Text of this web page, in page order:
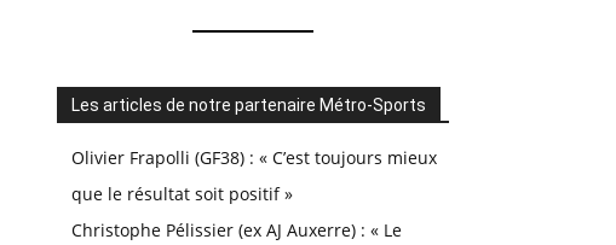
Les articles de notre partenaire Métro-Sports
Olivier Frapolli (GF38) : « C’est toujours mieux
que le résultat soit positif »
Christophe Pélissier (ex AJ Auxerre) : « Le